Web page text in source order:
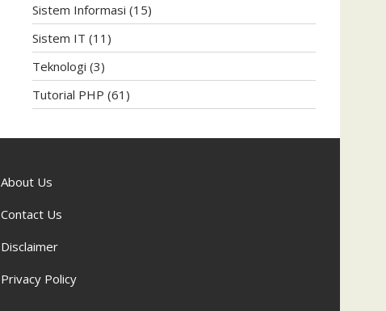
Sistem Informasi (15)
Sistem IT (11)
Teknologi (3)
Tutorial PHP (61)
About Us
Contact Us
Disclaimer
Privacy Policy